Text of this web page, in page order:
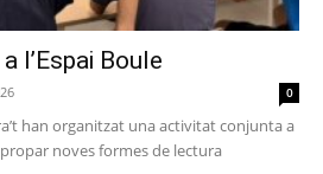
l’Espai Boule
0
han organitzat una activitat conjunta a
noves formes de lectura